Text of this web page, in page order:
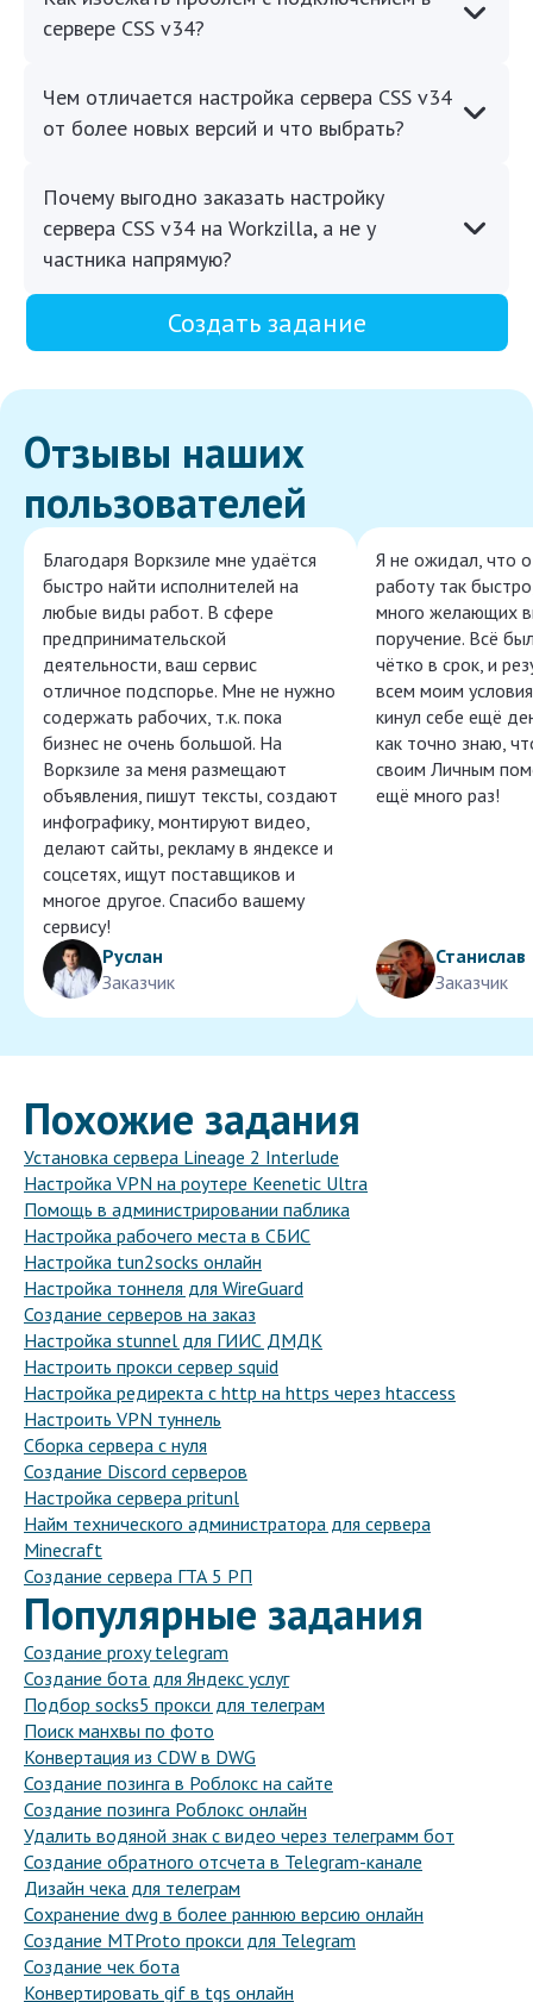
сервере CSS v34?
Чем отличается настройка сервера CSS v34
от более новых версий и что выбрать?
Почему выгодно заказать настройку
сервера CSS v34 на Workzilla, а не у
частника напрямую?
Создать задание
Отзывы наших
пользователей
Благодаря Воркзиле мне удаётся
быстро найти исполнителей на
любые виды работ. В сфере
предпринимательской
деятельности, ваш сервис
отличное подспорье. Мне не нужно
содержать рабочих, т.к. пока
бизнес не очень большой. На
Воркзиле за меня размещают
объявления, пишут тексты, создают
инфографику, монтируют видео,
делают сайты, рекламу в яндексе и
соцсетях, ищут поставщиков и
многое другое. Спасибо вашему
сервису!
Руслан
Заказчик
Я не ожидал, что
работу так
много желающих
поручение. Всё
чётко в срок, и
всем моим
кинул себе ещё
как точно знаю,
своим Личным
ещё много раз!
Станислав
Заказчик
Похожие задания
Установка сервера Lineage 2 Interlude
Настройка VPN на роутере Keenetic Ultra
Помощь в администрировании паблика
Настройка рабочего места в СБИС
Настройка tun2socks онлайн
Настройка тоннеля для WireGuard
Создание серверов на заказ
Настройка stunnel для ГИИС ДМДК
Настроить прокси сервер squid
Настройка редиректа с http на https через htaccess
Настроить VPN туннель
Сборка сервера с нуля
Создание Discord серверов
Настройка сервера pritunl
Найм технического администратора для сервера
Minecraft
Создание сервера ГТА 5 РП
Популярные задания
Создание proxy telegram
Создание бота для Яндекс услуг
Подбор socks5 прокси для телеграм
Поиск манхвы по фото
Конвертация из CDW в DWG
Создание позинга в Роблокс на сайте
Создание позинга Роблокс онлайн
Удалить водяной знак с видео через телеграмм бот
Создание обратного отсчета в Telegram-канале
Дизайн чека для телеграм
Сохранение dwg в более раннюю версию онлайн
Создание MTProto прокси для Telegram
Создание чек бота
Конвертировать gif в tgs онлайн